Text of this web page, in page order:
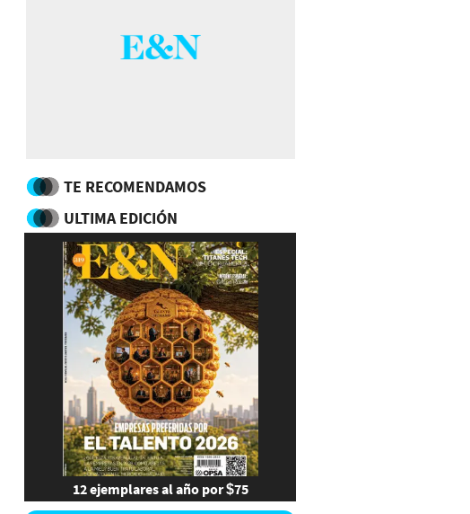
TE RECOMENDAMOS
ULTIMA EDICIÓN
12 ejemplares al año por $75